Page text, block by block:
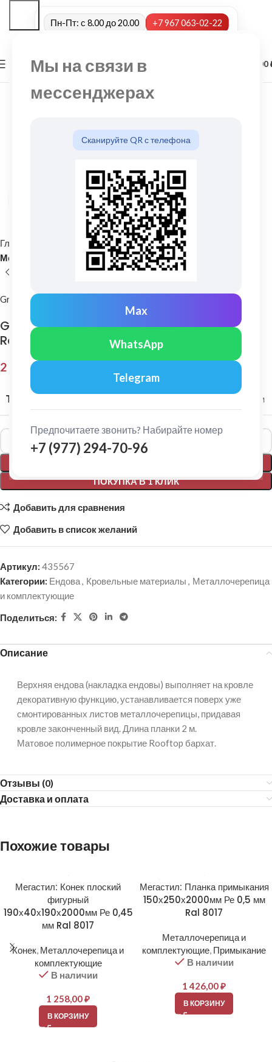
Мы на связи в
мессенджерах
Сканируйте QR с телефона
Max
WhatsApp
Telegram
Предпочитаете звонить? Набирайте номер
+7 (977) 294-70-96
Пн-Пт: с 8.00 до 20.00 +7 967 063-02-22
МЕНЮ 0,00
Нажмите, чтобы увеличить
Главная
Кровельные материалы
Металлочерепица и комплектующие
Grand Line
Grand Line: Ендова верхняя 115х30х115 мм
Rooftop Бархат 0,5мм Ral 7024
2 807,00
ТОЛЩИНА МЕТАЛЛА 0,5 мм
ПОКУПКА В 1 КЛИК
Alternative:
Добавить для сравнения
Добавить в список желаний
Артикул: 435567
Категории: Ендова, Кровельные материалы , Металлочерепица
и комплектующие
Поделиться:
Описание
Верхняя ендова (накладка ендовы) выполняет на кровле
декоративную функцию, устанавливается поверх уже
смонтированных листов металлочерепицы, придавая
кровле законченный вид. Длина планки 2 м.
Матовое полимерное покрытие Rooftop бархат.
Отзывы (0)
Доставка и оплата
Похожие товары
Мегастил: Конек плоский
фигурный
190х40х190х2000мм Ре 0,45
мм Ral 8017
Конек, Металлочерепица и
комплектующие
В наличии
1 258,00₽
В КОРЗИНУ
Мегастил: Планка примыкания
150х250х2000мм Ре 0,5 мм
Ral 8017
Металлочерепица и
комплектующие, Примыкание
В наличии
1 426,00₽
В КОРЗИНУ